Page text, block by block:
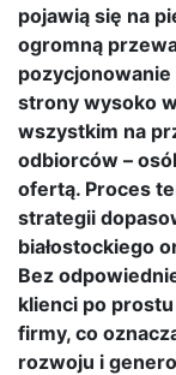
pojawią się na
ogromną
strony wysoko
wszystkim na
odbiorców –
ofertą. Proces
strategii
białostockiego
Bez
klienci po
firmy, co
rozwoju i